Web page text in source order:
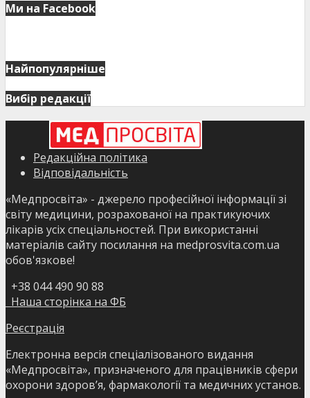
Ми на Facebook
Найпопулярніше
Вибір редакції
Редакційна політика
Відповідальність
«Медпросвіта» - джерело професійної інформації зі
світу медицини, розрахованої на практикуючих
лікарів усіх спеціальностей. При використанні
матеріалів сайту посилання на medprosvita.com.ua
обов'язкове!
+38 044 490 90 88
Наша сторінка на ФБ
Реєстрація
Електронна версія спеціалізованого видання
«Медпросвіта», призначеного для працівників сфери
охорони здоров’я, фармакології та медичних установ.